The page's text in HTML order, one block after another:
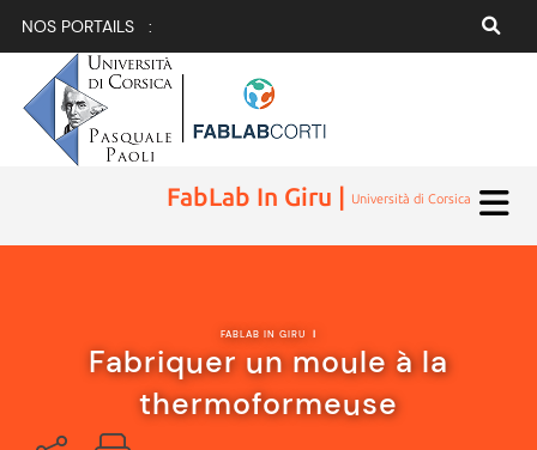
NOS PORTAILS :
FabLab In Giru | Università di Corsica
FABLAB IN GIRU |
Fabriquer un moule à la
thermoformeuse